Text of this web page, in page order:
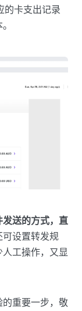
的卡支出记录
发送的方式，直
设置转发规
工操作，又显
重要一步，敬